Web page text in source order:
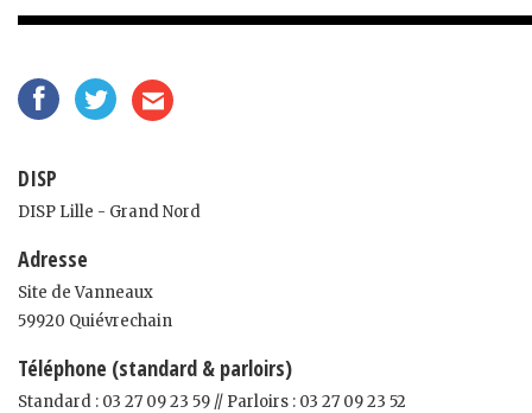
DISP
DISP Lille - Grand Nord
Adresse
Site de Vanneaux
59920 Quiévrechain
Téléphone (standard & parloirs)
Standard : 03 27 09 23 59 // Parloirs : 03 27 09 23 52